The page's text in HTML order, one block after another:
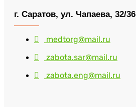
г. Саратов, ул. Чапаева, 32/36
medtorg@mail.ru
zabota.sar@mail.ru
zabota.eng@mail.ru